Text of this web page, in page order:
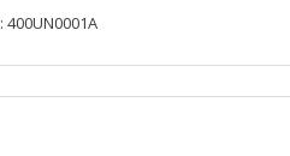
400UN0001A
las visitas y fuentes de tráfico